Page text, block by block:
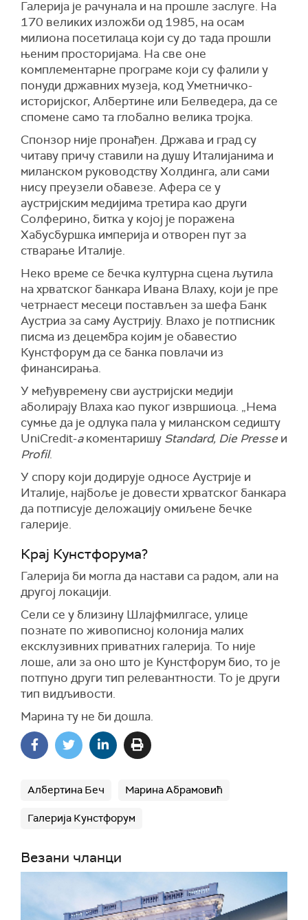
Галерија је рачунала и на прошле заслуге. На
170 великих изложби од 1985, на осам
милиона посетилаца који су до тада прошли
њеним просторијама. На све оне
комплементарне програме који су фалили у
понуди државних музеја, код Уметничко-
историјског, Албертине или Белведера, да се
спомене само та глобално велика тројка.
Спонзор није пронађен. Држава и град су
читаву причу ставили на душу Италијанима и
миланском руководству Холдинга, али сами
нису преузели обавезе. Афера се у
аустријским медијима третира као други
Солферино, битка у којој је поражена
Хабусбуршка империја и отворен пут за
стварање Италије.
Неко време се бечка културна сцена љутила
на хрватског банкара Ивана Влаху, који је пре
четрнаест месеци постављен за шефа Банк
Аустриа за саму Аустрију. Влахо је потписник
писма из децембра којим је обавестио
Кунстфорум да се банка повлачи из
финансирања.
У међувремену сви аустријски медији
аболирају Влаха као пуког извршиоца. „Нема
сумње да је одлука пала у миланском седишту
UniCredit-акоментаришу Standard, Die Presseи
Profil.
У спору који додирује односе Аустрије и
Италије, најбоље је довести хрватског банкара
да потписује деложацију омиљене бечке
галерије.
Крај Кунстфорума?
Галерија би могла да настави са радом, али на
другој локацији.
Сели се у близину Шлајфмилгасе, улице
познате по живописној колонија малих
ексклузивних приватних галерија. То није
лоше, али за оно што је Кунстфорум био, то је
потпуно други тип релевантности. То је други
тип видљивости.
Марина ту не би дошла.
Албертина Беч Марина Абрамовић
Галерија Кунстфорум
Везани чланци